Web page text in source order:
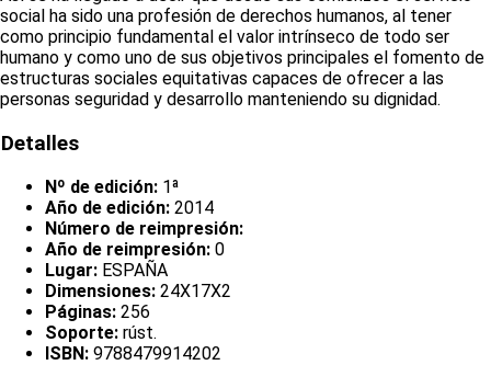
social ha sido una profesión de derechos humanos, al tener
como principio fundamental el valor intrínseco de todo ser
humano y como uno de sus objetivos principales el fomento de
estructuras sociales equitativas capaces de ofrecer a las
personas seguridad y desarrollo manteniendo su dignidad.
Detalles
Nº de edición: 1ª
Año de edición: 2014
Número de reimpresión:
Año de reimpresión: 0
Lugar: ESPAÑA
Dimensiones: 24X17X2
Páginas: 256
Soporte: rúst.
ISBN: 9788479914202